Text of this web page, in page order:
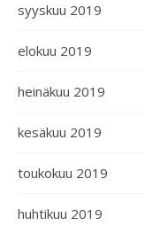
syyskuu 2019
elokuu 2019
heinäkuu 2019
kesäkuu 2019
toukokuu 2019
huhtikuu 2019